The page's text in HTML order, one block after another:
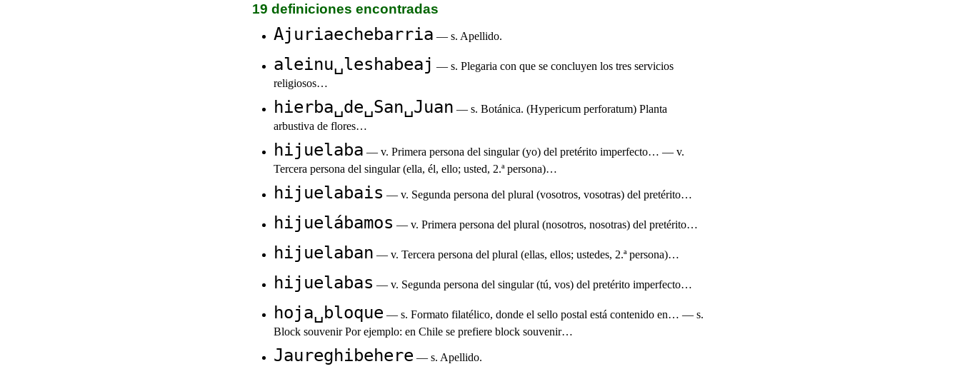
19 definiciones encontradas
Ajuriaechebarria — s. Apellido.
aleinu␣leshabeaj — s. Plegaria con que se concluyen los tres servicios
religiosos…
hierba␣de␣San␣Juan — s. Botánica. (Hypericum perforatum) Planta
arbustiva de flores…
hijuelaba — v. Primera persona del singular (yo) del pretérito imperfecto… — v.
Tercera persona del singular (ella, él, ello; usted, 2.ª persona)…
hijuelabais — v. Segunda persona del plural (vosotros, vosotras) del pretérito…
hijuelábamos — v. Primera persona del plural (nosotros, nosotras) del pretérito…
hijuelaban — v. Tercera persona del plural (ellas, ellos; ustedes, 2.ª persona)…
hijuelabas — v. Segunda persona del singular (tú, vos) del pretérito imperfecto…
hoja␣bloque — s. Formato filatélico, donde el sello postal está contenido en… — s.
Block souvenir Por ejemplo: en Chile se prefiere block souvenir…
Jaureghibehere — s. Apellido.